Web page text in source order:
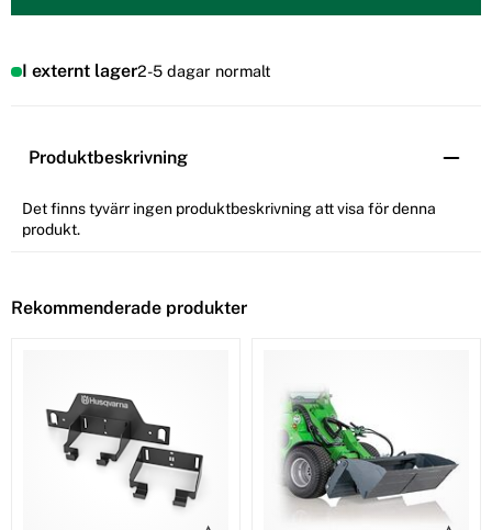
I externt lager2-5 dagar normalt
Produktbeskrivning
Det finns tyvärr ingen produktbeskrivning att visa för denna
produkt.
Rekommenderade produkter